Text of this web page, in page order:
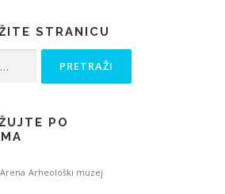
STRANICU
PO
Arena Arheološki muzej